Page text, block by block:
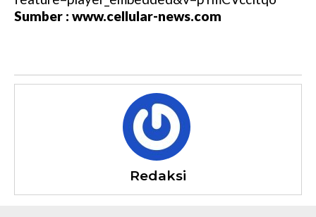
Sumber : www.cellular-news.com
Redaksi